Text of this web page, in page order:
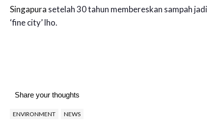
Singapura setelah 30 tahun membereskan sampah jadi
‘fine city’ lho.
Share your thoughts
ENVIRONMENT NEWS